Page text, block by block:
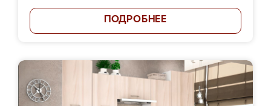
ПОДРОБНЕЕ